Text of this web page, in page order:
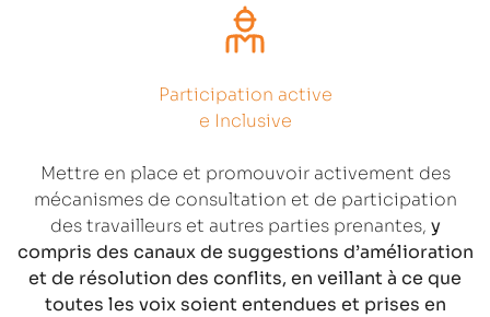
Participation active
e Inclusive
Mettre en place et promouvoir activement des
mécanismes de consultation et de participation
des travailleurs et autres parties prenantes, y
compris des canaux de suggestions d’amélioration
et de résolution des conflits, en veillant à ce que
toutes les voix soient entendues et prises en